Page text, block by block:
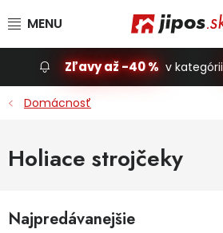
Slevoakce
Záhrada
Zľavy až -40 % v kategórii
Domácnosť
Holiace strojčeky
Najpredávanejšie